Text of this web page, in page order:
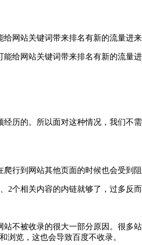
网站关键词带来排名有新的流量进
给网站关键词带来排名有新的流量
历的。所以面对这种情况，我们不
行到网站其他页面的时候也会受到阻
个相关内容的内链就够了，过多反而
不被收录的很大一部分原因。很多
览，这也会导致百度不收录。